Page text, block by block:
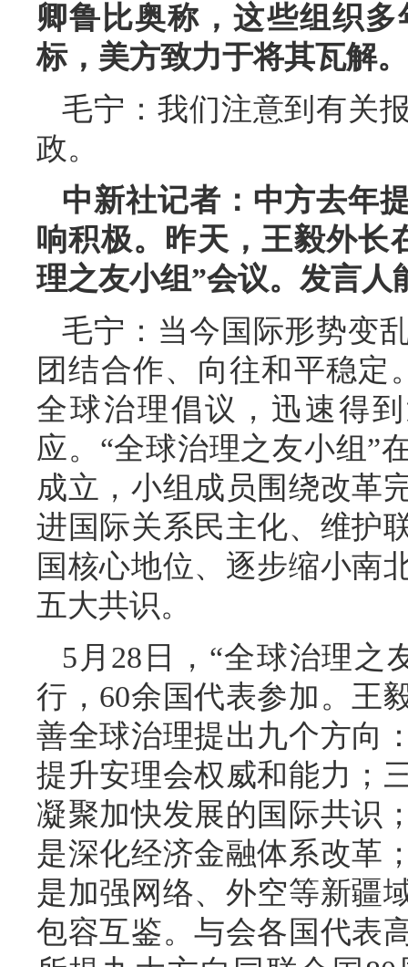
卿鲁比奥称，这些组织
标，美方致力于将其瓦解
毛宁：我们注意到有关
政。
中新社记者：中方去年
响积极。昨天，王毅外长
理之友小组”会议。发言人
毛宁：当今国际形势变
团结合作、向往和平稳定
全球治理倡议，迅速得
应。“全球治理之友小组”
成立，小组成员围绕改革
进国际关系民主化、维护
国核心地位、逐步缩小南
五大共识。
5月28日，“全球治理之
行，60余国代表参加。王
善全球治理提出九个方向
提升安理会权威和能力；
凝聚加快发展的国际共识
是深化经济金融体系改革
是加强网络、外空等新疆
包容互鉴。与会各国代表